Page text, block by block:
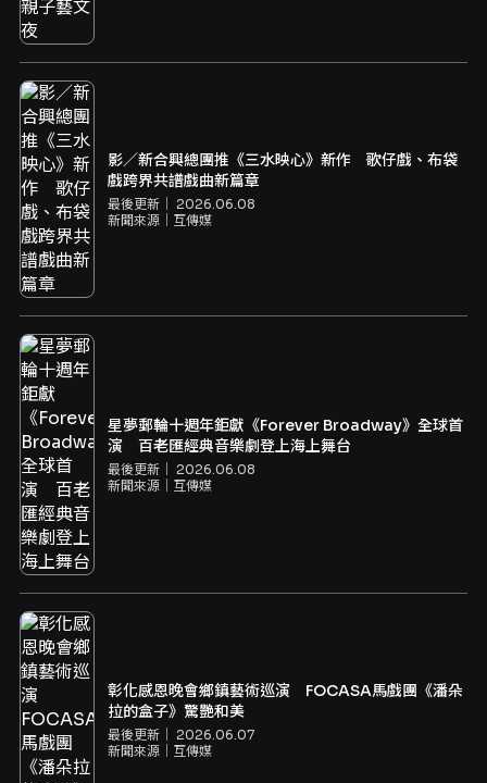
影／新合興總團推《三水映心》新作 歌仔戲、布袋
戲跨界共譜戲曲新篇章
最後更新｜ 2026.06.08
新聞來源｜ 互傳媒
星夢郵輪十週年鉅獻《Forever Broadway》全球首
演 百老匯經典音樂劇登上海上舞台
最後更新｜ 2026.06.08
新聞來源｜ 互傳媒
彰化感恩晚會鄉鎮藝術巡演 FOCASA馬戲團《潘朵
拉的盒子》驚艷和美
最後更新｜ 2026.06.07
新聞來源｜ 互傳媒